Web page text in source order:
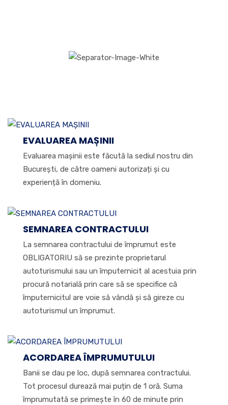
EVALUAREA MAȘINII
Evaluarea mașinii este făcută la sediul nostru din
București, de către oameni autorizați și cu
experiență în domeniu.
SEMNAREA CONTRACTULUI
La semnarea contractului de împrumut este
OBLIGATORIU să se prezinte proprietarul
autoturismului sau un împuternicit al acestuia prin
procură notarială prin care să se specifice că
împuternicitul are voie să vândă și să gireze cu
autoturismul un împrumut.
ACORDAREA ÎMPRUMUTULUI
Banii se dau pe loc, după semnarea contractului.
Tot procesul durează mai puțin de 1 oră. Suma
împrumutată se primește în 60 de minute prin